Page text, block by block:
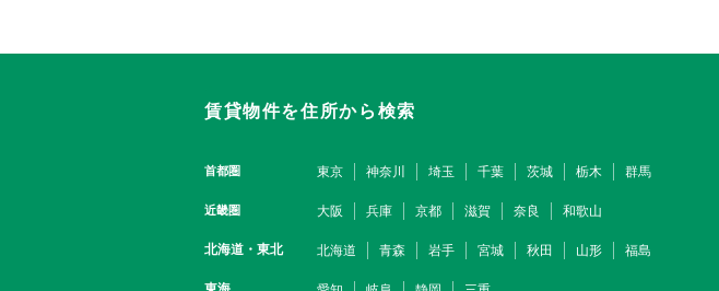
賃貸物件を住所から検索
首都圏 東京 神奈川 埼玉 千葉 茨城 栃木 群馬
近畿圏 大阪 兵庫 京都 滋賀 奈良 和歌山
北海道・東北 北海道 青森 岩手 宮城 秋田 山形 福島